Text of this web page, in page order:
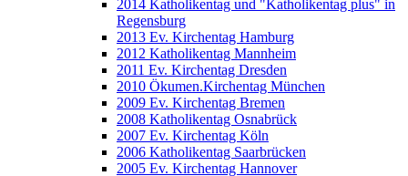
2014 Katholikentag und "Katholikentag plus" in
Regensburg
2013 Ev. Kirchentag Hamburg
2012 Katholikentag Mannheim
2011 Ev. Kirchentag Dresden
2010 Ökumen.Kirchentag München
2009 Ev. Kirchentag Bremen
2008 Katholikentag Osnabrück
2007 Ev. Kirchentag Köln
2006 Katholikentag Saarbrücken
2005 Ev. Kirchentag Hannover